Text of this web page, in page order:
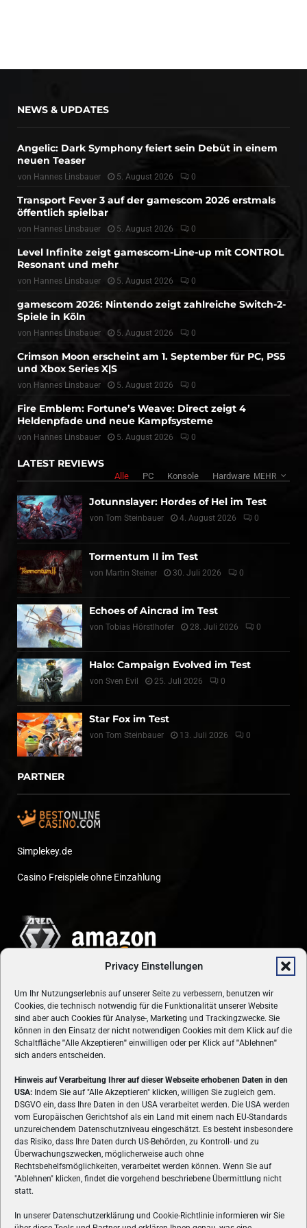
Privacy Einstellungen
Um Ihr Nutzungserlebnis auf unserer Seite zu verbessern, benutzen wir
Cookies, die technisch notwendig für die Funktionalität unserer Website
sind aber auch Cookies für Analyse-, Marketing und Trackingzwecke. Sie
können in den Einsatz der nicht notwendigen Cookies mit dem Klick auf die
Schaltfläche "Alle Akzeptieren" einwilligen oder per Klick auf"Ablehnen"
sich anders entscheiden.
Hinweis auf Verarbeitung Ihrer auf dieser Webseite erhobenen Daten in den
USA: Indem Sie auf "Alle Akzeptieren" klicken, willigen Sie zugleich gem.
DSGVO ein, dass Ihre Daten in den USA verarbeitet werden. Die USA werden
vom Europäischen Gerichtshof als ein Land mit einem nach EU-Standards
unzureichendem Datenschutzniveau eingeschätzt. Es besteht insbesondere
das Risiko, dass Ihre Daten durch US-Behörden, zu Kontroll- und zu
Überwachungszwecken, möglicherweise auch ohne
Rechtsbehelfsmöglichkeiten, verarbeitet werden können. Wenn Sie auf
"Ablehnen" klicken, findet die vorgehend beschriebene Übermittlung nicht
statt.
In unserer Datenschutzerklärung und Cookie-Richtlinie informieren wir Sie
NEWS & UPDATES
Angelic: Dark Symphony feiert sein Debüt in einem
neuen Teaser
von Hannes Linsbauer 5. August 2026 0
Transport Fever 3 auf der gamescom 2026 erstmals
öffentlich spielbar
von Hannes Linsbauer 5. August 2026 0
Level Infinite zeigt gamescom-Line-up mit CONTROL
Resonant und mehr
von Hannes Linsbauer 5. August 2026 0
gamescom 2026: Nintendo zeigt zahlreiche Switch-2-
Spiele in Köln
von Hannes Linsbauer 5. August 2026 0
Crimson Moon erscheint am 1. September für PC, PS5
und Xbox Series X|S
von Hannes Linsbauer 5. August 2026 0
Fire Emblem: Fortune’s Weave: Direct zeigt 4
Heldenpfade und neue Kampfsysteme
von Hannes Linsbauer 5. August 2026 0
LATEST REVIEWS
Alle PC Konsole Hardware MEHR
Jotunnslayer: Hordes of Hel im Test
von Tom Steinbauer 4. August 2026 0
Tormentum II im Test
von Martin Steiner 30. Juli 2026 0
Echoes of Aincrad im Test
von Tobias Hörstlhofer 28. Juli 2026 0
Halo: Campaign Evolved im Test
von Sven Evil 25. Juli 2026 0
Star Fox im Test
von Tom Steinbauer 13. Juli 2026 0
PARTNER
Simplekey.de
Casino Freispiele ohne Einzahlung
ÜBER UNS
VON GAMERN, FÜR GAMER! Gamers.at ist das älteste Online-
Spielemagazin Österreichs und bringt täglich aktuelle News,
Reviews und Videos zu PC- und Konsolenspielen, Gaming-
Hardware und aus der Welt des e-Sport's.